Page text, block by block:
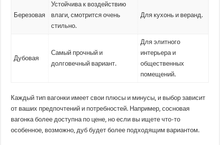
Березовая
Устойчива к воздействию
влаги, смотрится очень
стильно.
Для кухонь и веранд.
Дубовая
Самый прочный и
долговечный вариант.
Для элитного
интерьера и
общественных
помещений.
Каждый тип вагонки имеет свои плюсы и минусы, и выбор зависит
от ваших предпочтений и потребностей. Например, сосновая
вагонка более доступна по цене, но если вы ищете что-то
особенное, возможно, дуб будет более подходящим вариантом.